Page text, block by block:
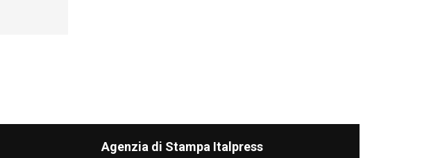
Agenzia di Stampa Italpress